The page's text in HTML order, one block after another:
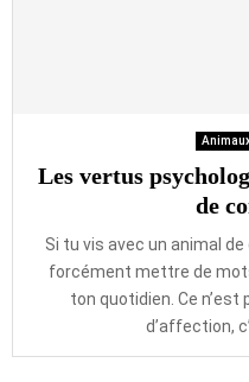
Les vertus
de
Si tu vis avec un animal
forcément mettre de
ton quotidien. Ce
d’affection,